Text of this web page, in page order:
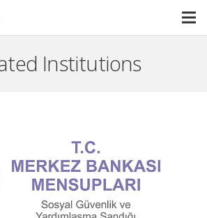
Institutions